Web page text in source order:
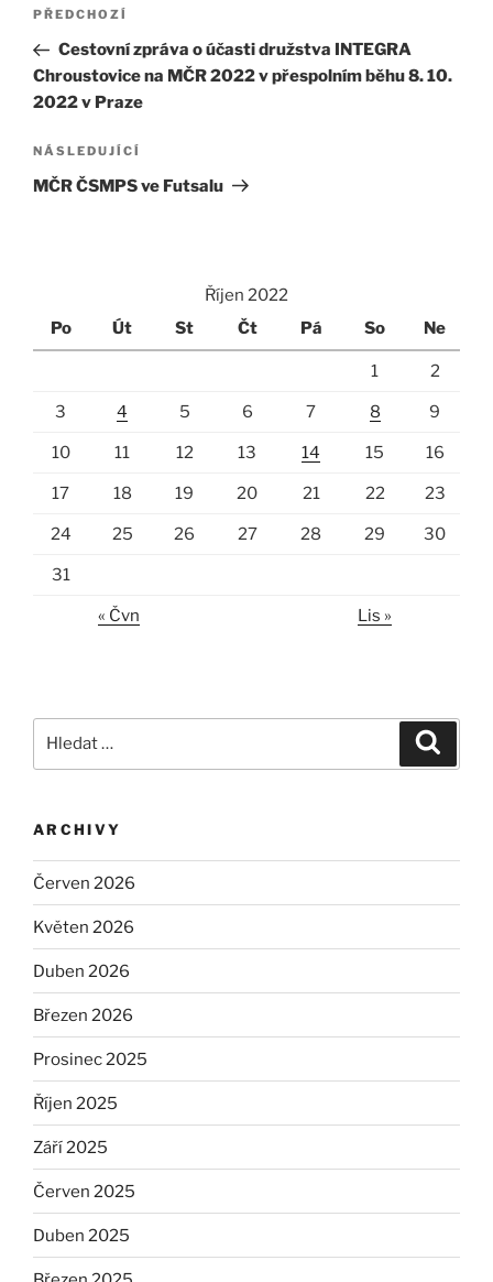
příspěvek
Předchozí
příspěvek
PŘEDCHOZÍ
Cestovní zpráva o účasti družstva INTEGRA
Chroustovice na MČR 2022 v přespolním běhu 8. 10.
2022 v Praze
Následující
příspěvek
NÁSLEDUJÍCÍ
MČR ČSMPS ve Futsalu
Říjen 2022
Po
Út St Čt Pá So Ne
1 2
3 4 5 6 7 8 9
10 11 12 13 14 15 16
17 18 19 20 21 22 23
24 25 26 27 28 29 30
31
« Čvn Lis »
ARCHIVY
Červen 2026
Květen 2026
Duben 2026
Březen 2026
Prosinec 2025
Říjen 2025
Září 2025
Červen 2025
Duben 2025